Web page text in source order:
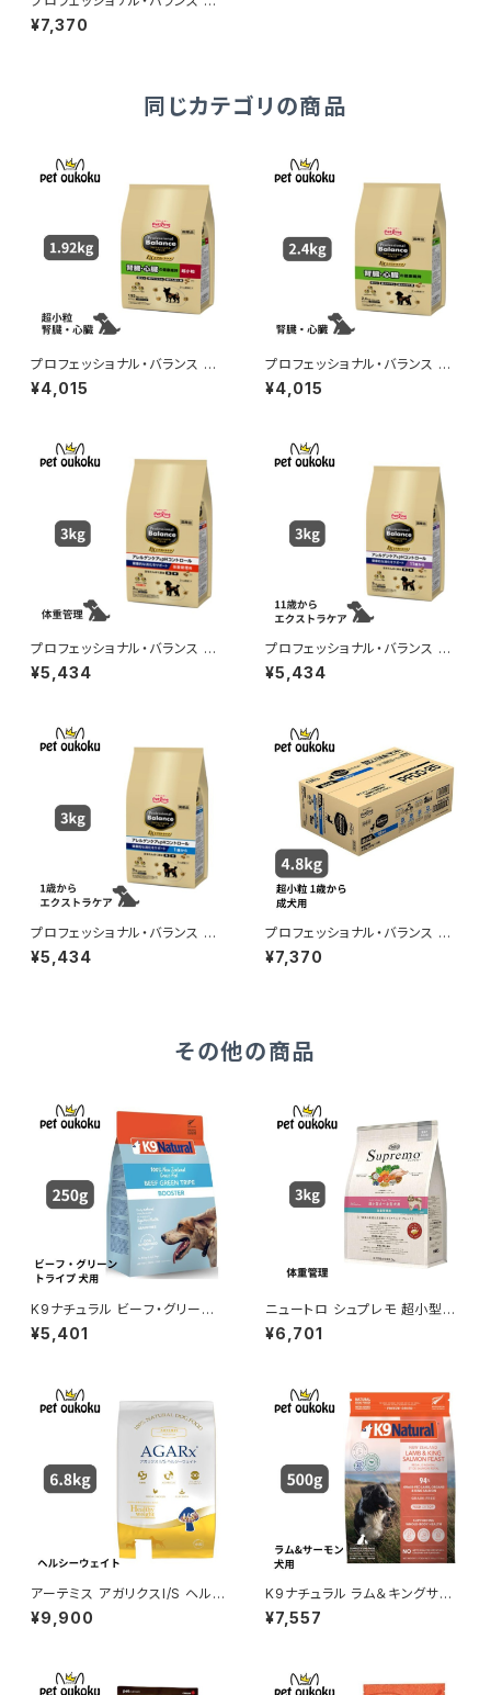
小粒 １歳まで 子いぬ用 4.8ｋｇ
¥7,370
同じカテゴリの商品
プロフェッショナル・バランス エ
クストラケア 超小粒 腎臓・心
臓の健康維持 1.92kg 490241
¥4,015
プロフェッショナル・バランス エ
クストラケア 腎臓・心臓の健康
維持 2.4kg 4902418001777
¥4,015
プロフェッショナル・バランス エ
クストラケア アレルゲンケア＆ｐ
Hコントロール 健康的な消化を
¥5,434
プロフェッショナル・バランス エ
クストラケア アレルゲンケア＆ｐ
Hコントロール 健康的な消化を
¥5,434
プロフェッショナル・バランス エ
クストラケア アレルゲンケア＆ｐ
Hコントロール 健康的な消化を
¥5,434
プロフェッショナル・バランス 超
小粒 1歳から成犬用 4.8kg
¥7,370
その他の商品
K9ナチュラル ビーフ・グリーント
ライプ 250g
¥5,401
ニュートロ シュプレモ 超小型
犬〜小型犬 体重管理用 3kg 4
562358781865
¥6,701
アーテミス アガリクスI/S ヘル
シーウェイト 小粒 6.8kg
¥9,900
K9ナチュラル ラム＆キングサー
モン・フィースト 500g
¥7,557